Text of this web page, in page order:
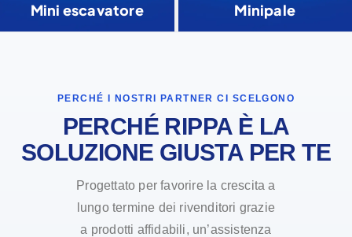
Mini escavatore Minipale
PERCHÉ I NOSTRI PARTNER CI SCELGONO
PERCHÉ RIPPA È LA
SOLUZIONE GIUSTA PER TE
Progettato per favorire la crescita a
lungo termine dei rivenditori grazie
a prodotti affidabili, un’assistenza